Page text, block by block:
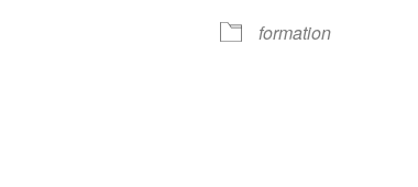
formation